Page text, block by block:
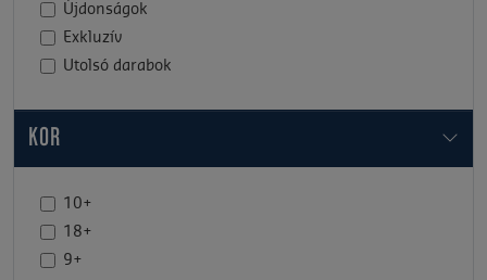
Újdonságok
Exkluzív
Utolsó darabok
KOR
10+
18+
9+